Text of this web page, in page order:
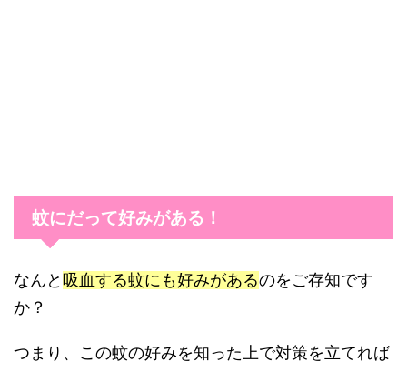
蚊にだって好みがある！
なんと 吸血する蚊にも好みがあるのをご存知です
か？
つまり、この蚊の好みを知った上で対策を立てれば